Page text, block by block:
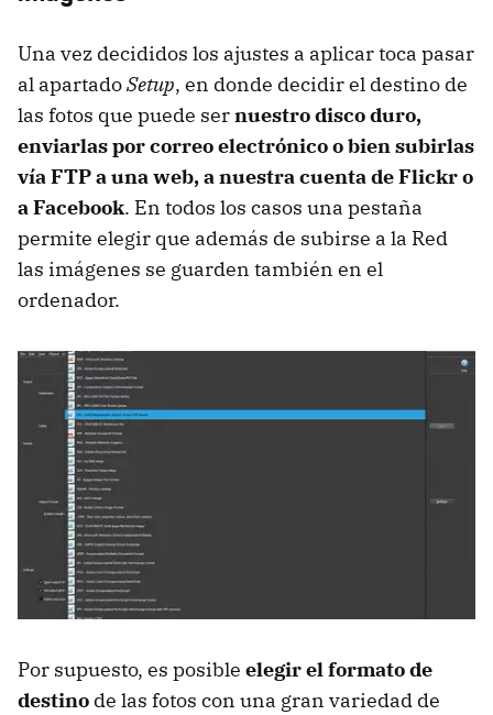
Una vez decididos los ajustes a aplicar toca pasar
al apartadoSetup, en donde decidir el destino de
las fotos que puede sernuestro disco duro,
enviarlas por correo electrónico o bien subirlas
vía FTP a una web, a nuestra cuenta de Flickr o
a Facebook. En todos los casos una pestaña
permite elegir que además de subirse a la Red
las imágenes se guarden también en el
ordenador.
Por supuesto, es posible elegir el formato de
destino de las fotos con una gran variedad de